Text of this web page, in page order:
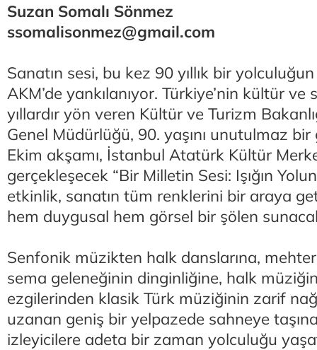
Suzan Somalı Sönmez
ssomalisonmez@gmail.com
Sanatın sesi, bu kez 90 yıllık bir
AKM’de yankılanıyor. Türkiye’nin kültür ve
yıllardır yön veren Kültür ve Turizm
Genel Müdürlüğü, 90. yaşını unutulmaz
Ekim akşamı, İstanbul Atatürk Kültür
gerçekleşecek “Bir Milletin Sesi: Işığın
etkinlik, sanatın tüm renklerini bir araya
hem duygusal hem görsel bir şölen
Senfonik müzikten halk danslarına,
sema geleneğinin dinginliğine, halk
ezgilerinden klasik Türk müziğinin zarif
uzanan geniş bir yelpazede sahneye
izleyicilere adeta bir zaman yolculuğu